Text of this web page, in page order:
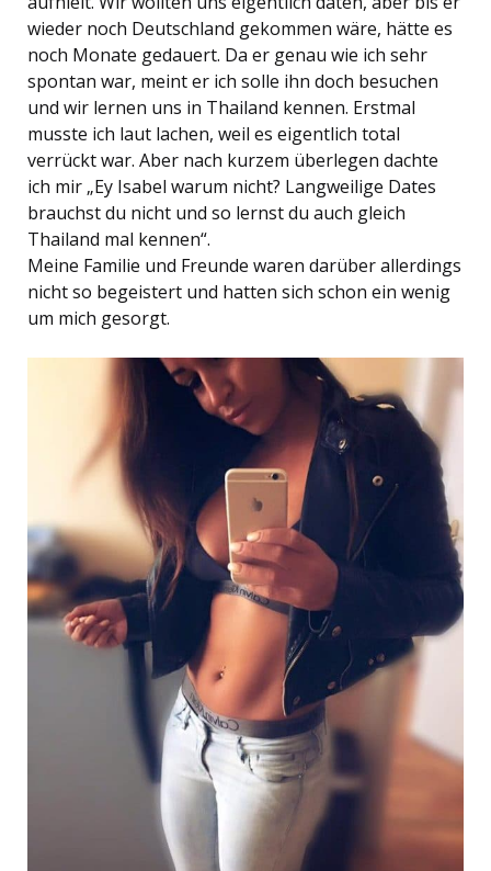
wieder noch Deutschland gekommen wäre, hätte es
noch Monate gedauert. Da er genau wie ich sehr
spontan war, meint er ich solle ihn doch besuchen
und wir lernen uns in Thailand kennen. Erstmal
musste ich laut lachen, weil es eigentlich total
verrückt war. Aber nach kurzem überlegen dachte
ich mir „Ey Isabel warum nicht? Langweilige Dates
brauchst du nicht und so lernst du auch gleich
Thailand mal kennen“.
Meine Familie und Freunde waren darüber allerdings
nicht so begeistert und hatten sich schon ein wenig
um mich gesorgt.